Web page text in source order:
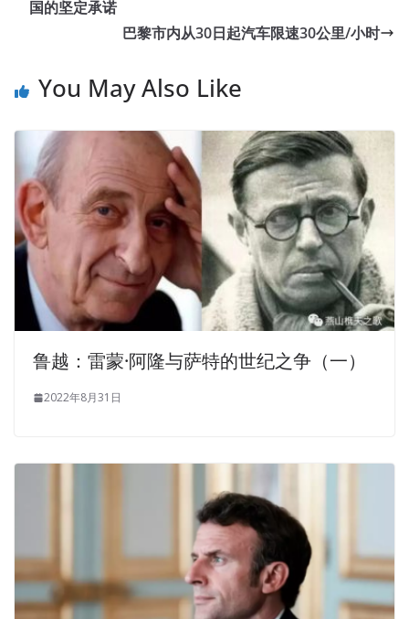
国的坚定承诺
巴黎市内从30日起汽车限速30公里/小时
You May Also Like
鲁越：雷蒙·阿隆与萨特的世纪之争（一）
2022年8月31日